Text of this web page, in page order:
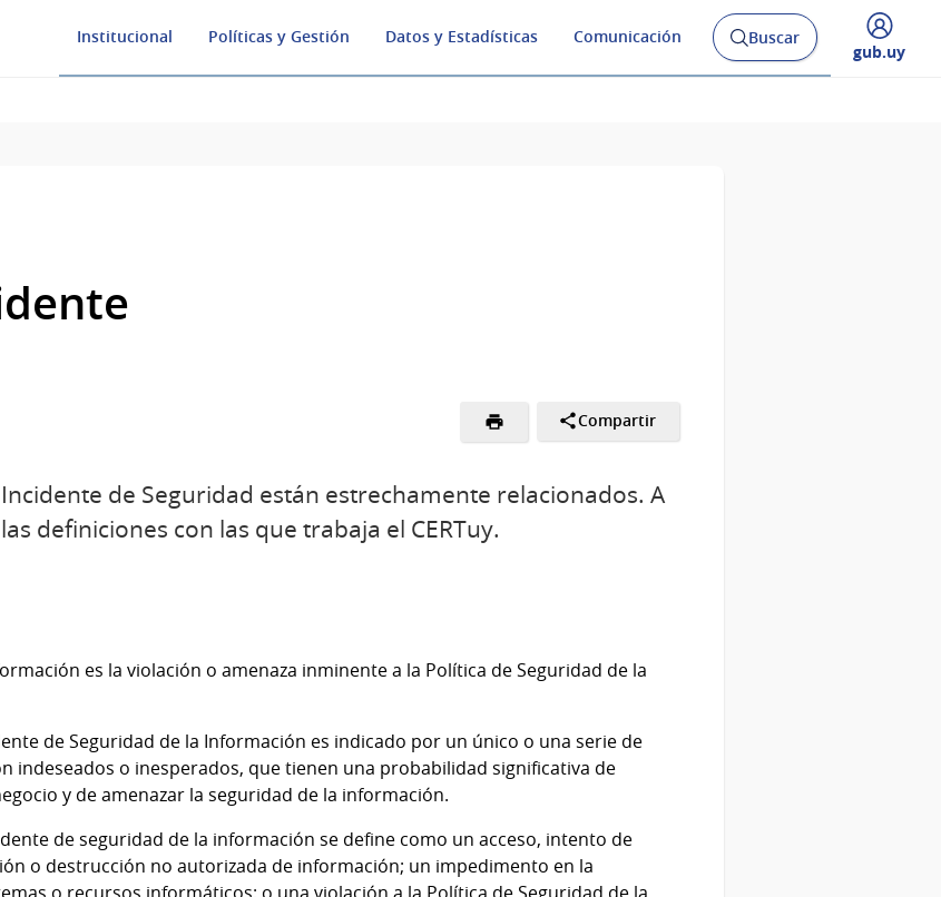
Institucional Políticas y Gestión Datos y Estadísticas Comunicación
Abrir
buscador
Buscar
Desplegar
gub.uy
Compartir
de Seguridad están estrechamente relacionados. A
definiciones con las que trabaja el CERTuy.
es la violación o amenaza inminente a la Política de Seguridad de la
de Seguridad de la Información es indicado por un único o una serie de
indeseados o inesperados, que tienen una probabilidad significativa de
y de amenazar la seguridad de la información.
de seguridad de la información se define como un acceso, intento de
o destrucción no autorizada de información; un impedimento en la